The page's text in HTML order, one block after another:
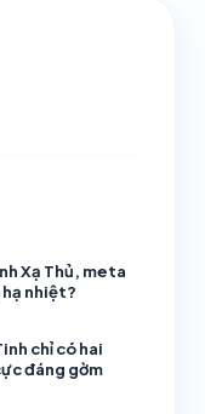
Xạ Thủ, meta
nhiệt?
chỉ có hai
đáng gờm